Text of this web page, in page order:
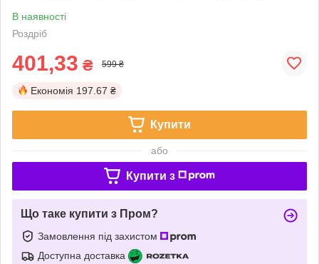
В наявності
Роздріб
401,33 ₴ 599 ₴
Економія 197.67 ₴
Купити
або
Купити з
Що таке купити з Пром?
Замовлення під захистом
Доступна доставка